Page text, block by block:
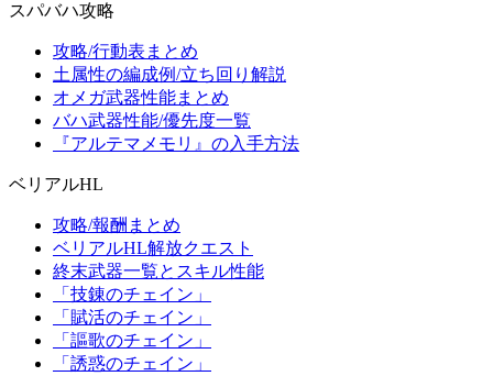
スパバハ攻略
攻略/行動表まとめ
土属性の編成例/立ち回り解説
オメガ武器性能まとめ
バハ武器性能/優先度一覧
『アルテマメモリ』の入手方法
ベリアルHL
攻略/報酬まとめ
ベリアルHL解放クエスト
終末武器一覧とスキル性能
「技錬のチェイン」
「賦活のチェイン」
「謳歌のチェイン」
「誘惑のチェイン」